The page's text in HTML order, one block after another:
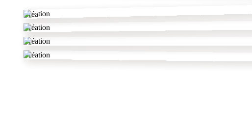
Création
Création
Création
Création